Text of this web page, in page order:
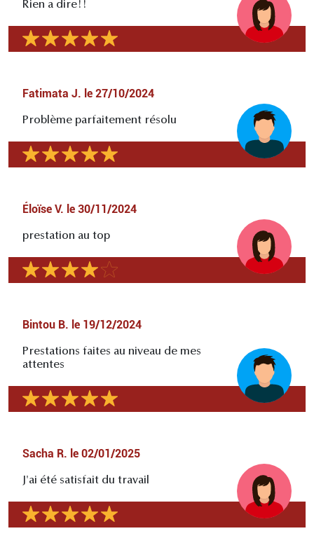
Rien a dire!!
Fatimata J. le 27/10/2024
Problème parfaitement résolu
Éloïse V. le 30/11/2024
prestation au top
Bintou B. le 19/12/2024
Prestations faites au niveau de mes
attentes
Sacha R. le 02/01/2025
J'ai été satisfait du travail